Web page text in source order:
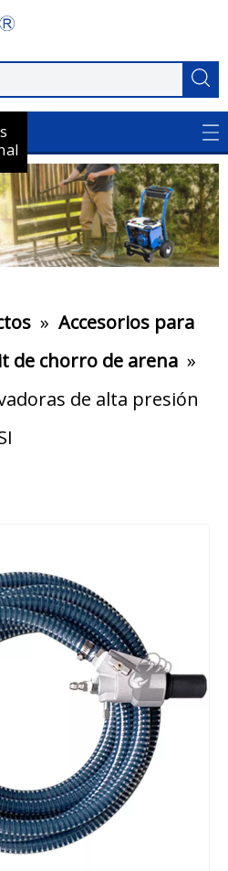
» Accesorios para
de chorro de arena »
de alta presión